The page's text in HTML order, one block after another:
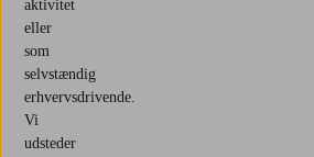
aktivitet
eller
som
selvstændig
erhvervsdrivende.
Vi
udsteder